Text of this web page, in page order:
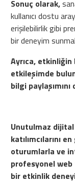
Sonuç olarak,
kullanıcı dostu
erişilebilirlik gibi
bir deneyim
Ayrıca, etkinliğin
etkileşimde
bilgi
Unutulmaz dijital
katılımcılarını
oturumlarla ve
profesyonel
bir etkinlik